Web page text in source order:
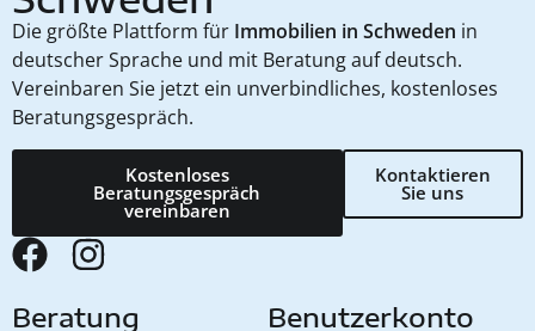
Die größte Plattform für Immobilien in Schweden in
deutscher Sprache und mit Beratung auf deutsch.
Vereinbaren Sie jetzt ein unverbindliches, kostenloses
Beratungsgespräch.
Kostenloses
Beratungsgespräch
vereinbaren
Kontaktieren
Sie uns
Beratung Benutzerkonto